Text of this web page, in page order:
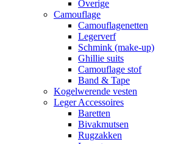
Overige
Camouflage
Camouflagenetten
Legerverf
Schmink (make-up)
Ghillie suits
Camouflage stof
Band & Tape
Kogelwerende vesten
Leger Accessoires
Baretten
Bivakmutsen
Rugzakken